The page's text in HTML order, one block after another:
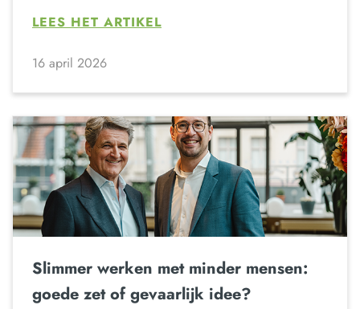
LEES HET ARTIKEL
16 april 2026
Slimmer werken met minder mensen:
goede zet of gevaarlijk idee?